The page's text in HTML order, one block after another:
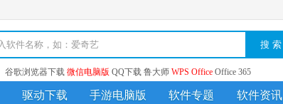
搜 索
谷歌浏览器下载 微信电脑版 QQ下载 鲁大师 WPS Office Office 365
驱动下载 手游电脑版 软件专题 软件资讯